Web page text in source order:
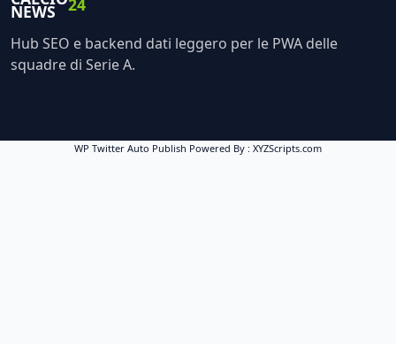
NEWS 24
Hub SEO e backend dati leggero per le PWA delle
squadre di Serie A.
WP Twitter Auto Publish Powered By : XYZScripts.com